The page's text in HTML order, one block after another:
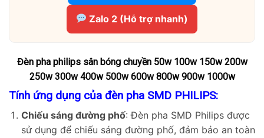
Zalo 2 (Hỗ trợ nhanh)
Đèn pha philips sân bóng chuyền 50w 100w 150w 200w
250w 300w 400w 500w 600w 800w 900w 1000w
Tính ứng dụng của đèn pha SMD PHILIPS:
Chiếu sáng đường phố: Đèn pha SMD Philips được
sử dụng để chiếu sáng đường phố, đảm bảo an toàn